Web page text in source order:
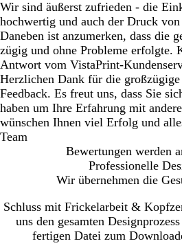
Wir sind äußerst zufrieden - die
hochwertig und auch der Druck
Daneben ist anzumerken, dass die
zügig und ohne Probleme erfolgte.
Antwort vom VistaPrint-
Herzlichen Dank für die
Feedback. Es freut uns, dass Sie
haben um Ihre Erfahrung mit
wünschen Ihnen viel Erfolg und
Team
Bewertungen werden
Professionelle
Wir übernehmen die
Schluss mit Frickelarbeit &
uns den gesamten
fertigen Datei zum